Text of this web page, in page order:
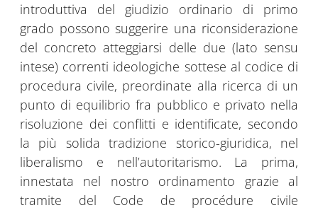
introduttiva del giudizio ordinario di primo
grado possono suggerire una riconsiderazione
del concreto atteggiarsi delle due (lato sensu
intese) correnti ideologiche sottese al codice di
procedura civile, preordinate alla ricerca di un
punto di equilibrio fra pubblico e privato nella
risoluzione dei conflitti e identificate, secondo
la più solida tradizione storico-giuridica, nel
liberalismo e nell’autoritarismo. La prima,
innestata nel nostro ordinamento grazie al
tramite del Code de procédure civile